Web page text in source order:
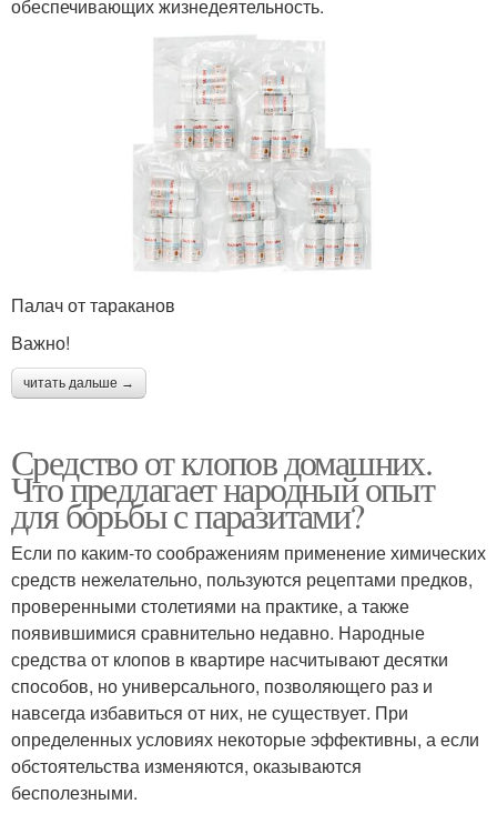
обеспечивающих жизнедеятельность.
Палач от тараканов
Важно!
читать дальше →
Средство от клопов домашних.
Что предлагает народный опыт
для борьбы с паразитами?
Если по каким-то соображениям применение химических
средств нежелательно, пользуются рецептами предков,
проверенными столетиями на практике, а также
появившимися сравнительно недавно. Народные
средства от клопов в квартире насчитывают десятки
способов, но универсального, позволяющего раз и
навсегда избавиться от них, не существует. При
определенных условиях некоторые эффективны, а если
обстоятельства изменяются, оказываются
бесполезными.